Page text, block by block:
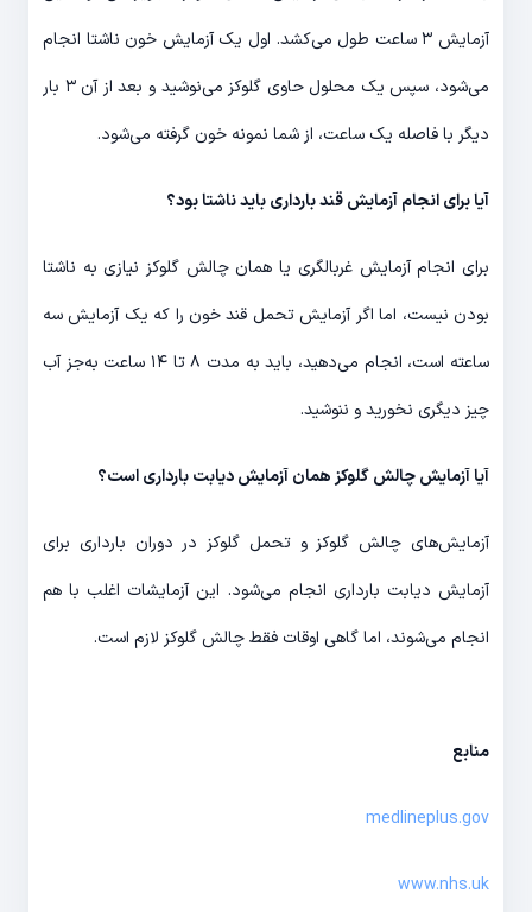
آزمایش ۳ ساعت طول می‌کشد. اول یک آزمایش خون ناشتا انجام
می‌شود، سپس یک محلول حاوی گلوکز می‌نوشید و بعد از آن ۳ بار
دیگر با فاصله یک ساعت، از شما نمونه خون گرفته می‌شود.
آیا برای انجام آزمایش قند بارداری باید ناشتا بود؟
برای انجام آزمایش غربالگری یا همان چالش گلوکز نیازی به ناشتا
بودن نیست، اما اگر آزمایش تحمل قند خون را که یک آزمایش سه
ساعته است، انجام می‌دهید، باید به مدت ۸ تا ۱۴ ساعت به‌جز آب
چیز دیگری نخورید و ننوشید.
آیا آزمایش چالش گلوکز همان آزمایش دیابت بارداری است؟
آزمایش‌های چالش گلوکز و تحمل گلوکز در دوران بارداری برای
آزمایش دیابت بارداری انجام می‌شود. این آزمایشات اغلب با هم
انجام می‌شوند، اما گاهی اوقات فقط چالش گلوکز لازم است.
منابع
medlineplus.gov
www.nhs.uk